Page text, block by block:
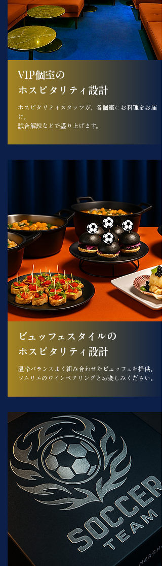
VIP個室の
​ホスピタリティ設計
ホスピタリティスタッフが、​各個室にお料理をお届
け。
試合解説などで盛り上げます。
ビュッフェスタイルの
​ホスピタリティ設計
温冷バランスよく組み合わせたビュッフェを提供。
​ソムリエのワインペアリングとお楽しみください。